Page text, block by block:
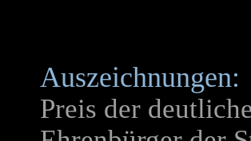
Auszeichnungen:
Preis der